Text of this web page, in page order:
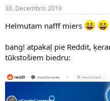
30. Decembris 2019
Helmutam nafff miers
bang! atpakaļ pie Reddit,
tūkstošiem biedru: